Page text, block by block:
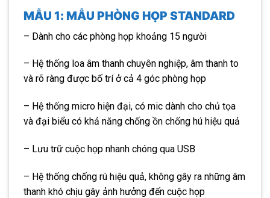
MẪU 1: MẪU PHÒNG HỌP STANDARD
– Dành cho các phòng họp khoảng 15 người
– Hệ thống loa âm thanh chuyên nghiệp, âm thanh to
và rõ ràng được bố trí ở cả 4 góc phòng họp
– Hệ thống micro hiện đại, có mic dành cho chủ tọa
và đại biểu có khả năng chống ồn chống hú hiệu quả
– Lưu trữ cuộc họp nhanh chóng qua USB
– Hệ thống chống rú hiệu quả, không gây ra những âm
thanh khó chịu gây ảnh hưởng đến cuộc họp